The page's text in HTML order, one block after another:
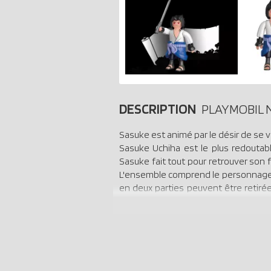
DESCRIPTION
Sasuke est animé par le désir de se
Sasuke Uchiha est le plus
Sasuke fait tout pour retrouver son
L'ensemble comprend le
en deux parties peuvent être